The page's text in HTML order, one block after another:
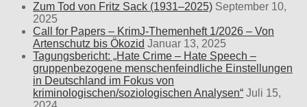
Zum Tod von Fritz Sack (1931–2025) September 10,
2025
Call for Papers – KrimJ-Themenheft 1/2026 – Von
Artenschutz bis Ökozid Januar 13, 2025
Tagungsbericht: „Hate Crime – Hate Speech –
gruppenbezogene menschenfeindliche Einstellungen
in Deutschland im Fokus von
kriminologischen/soziologischen Analysen“ Juli 15,